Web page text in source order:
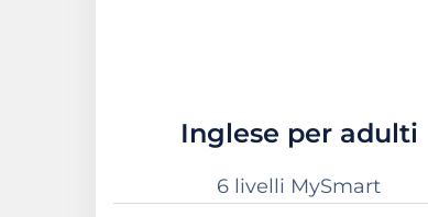
Inglese per adulti
6 livelli MySmart